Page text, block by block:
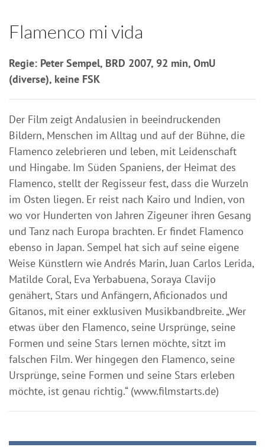
Flamenco mi vida
Regie: Peter Sempel, BRD 2007, 92 min, OmU
(diverse), keine FSK
Der Film zeigt Andalusien in beeindruckenden
Bildern, Menschen im Alltag und auf der Bühne, die
Flamenco zelebrieren und leben, mit Leidenschaft
und Hingabe. Im Süden Spaniens, der Heimat des
Flamenco, stellt der Regisseur fest, dass die Wurzeln
im Osten liegen. Er reist nach Kairo und Indien, von
wo vor Hunderten von Jahren Zigeuner ihren Gesang
und Tanz nach Europa brachten. Er findet Flamenco
ebenso in Japan. Sempel hat sich auf seine eigene
Weise Künstlern wie Andrés Marin, Juan Carlos Lerida,
Matilde Coral, Eva Yerbabuena, Soraya Clavijo
genähert, Stars und Anfängern, Aficionados und
Gitanos, mit einer exklusiven Musikbandbreite. „Wer
etwas über den Flamenco, seine Ursprünge, seine
Formen und seine Stars lernen möchte, sitzt im
falschen Film. Wer hingegen den Flamenco, seine
Ursprünge, seine Formen und seine Stars erleben
möchte, ist genau richtig.“ (www.filmstarts.de)